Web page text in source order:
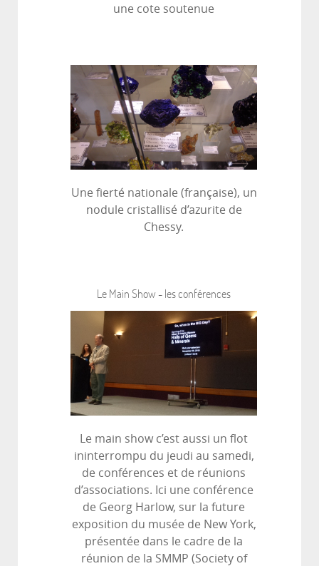
une cote soutenue
Une fierté nationale (française), un
nodule cristallisé d’azurite de
Chessy.
Le Main Show - les conférences
Le main show c’est aussi un flot
ininterrompu du jeudi au samedi,
de conférences et de réunions
d’associations. Ici une conférence
de Georg Harlow, sur la future
exposition du musée de New York,
présentée dans le cadre de la
réunion de la SMMP (Society of